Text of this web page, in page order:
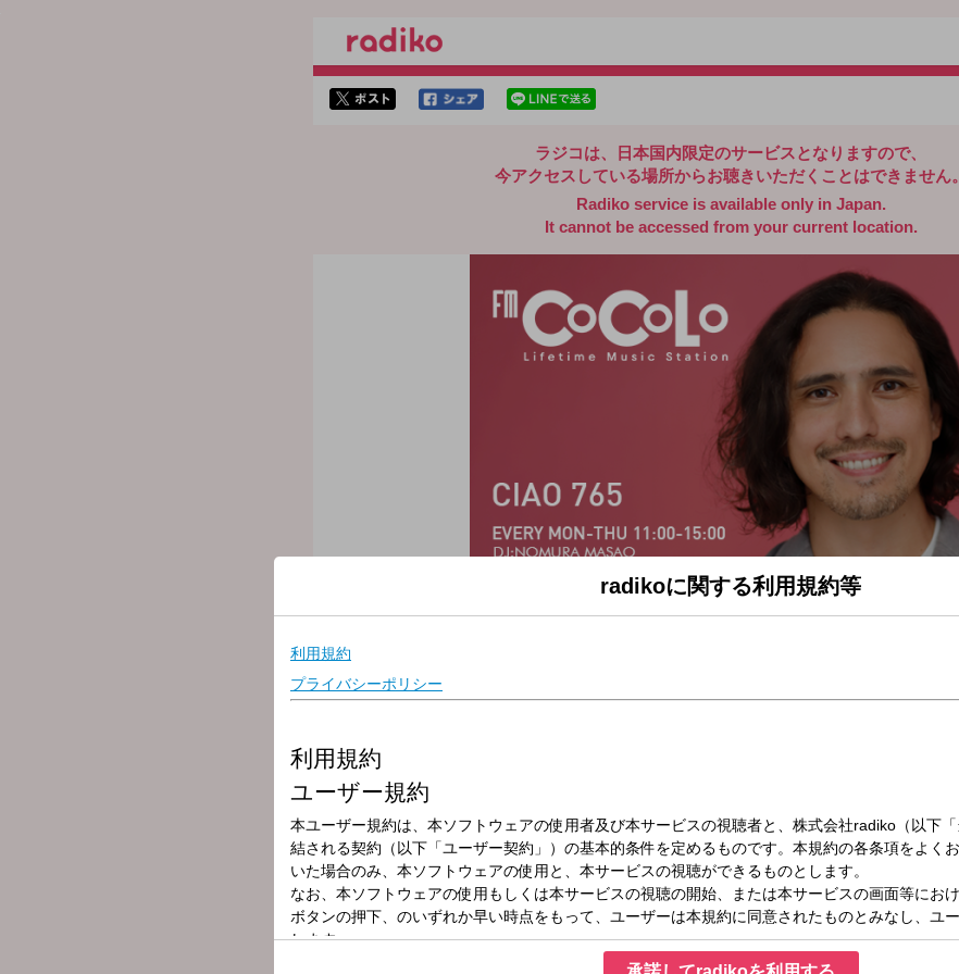
ラジコは、日本国内限定のサービスとなりますので、
今アクセスしている場所からお聴きいただくことはできません。
Radiko service is available only in Japan.
It cannot be accessed from your current location.
放送局
放送時間
番組名
CIAO 765(13時台)
【6/3(水) 「CIAO 765」MENU】
▼11時台｜『今日のあんこ』
魅惑のあんこ情報をお届け
radikoに関する利用規約等